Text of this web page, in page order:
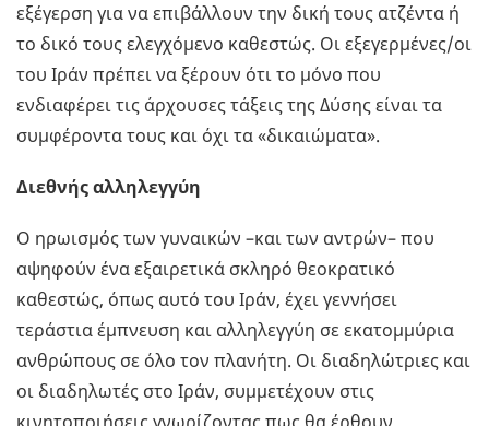
εξέγερση για να επιβάλλουν την δική τους ατζέντα ή
το δικό τους ελεγχόμενο καθεστώς. Οι εξεγερμένες/οι
του Ιράν πρέπει να ξέρουν ότι το μόνο που
ενδιαφέρει τις άρχουσες τάξεις της Δύσης είναι τα
συμφέροντα τους και όχι τα «δικαιώματα».
Διεθνής αλληλεγγύη
Ο ηρωισμός των γυναικών –και των αντρών– που
αψηφούν ένα εξαιρετικά σκληρό θεοκρατικό
καθεστώς, όπως αυτό του Ιράν, έχει γεννήσει
τεράστια έμπνευση και αλληλεγγύη σε εκατομμύρια
ανθρώπους σε όλο τον πλανήτη. Οι διαδηλώτριες και
οι διαδηλωτές στο Ιράν, συμμετέχουν στις